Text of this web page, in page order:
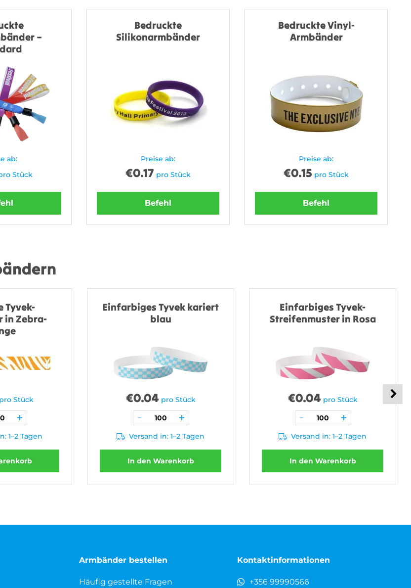
–
ab:
Stück
Bedruckte
Silikonarmbänder
Preise ab:
€0.17 pro Stück
Befehl
Bedruckte Vinyl-
Armbänder
Preise ab:
€0.15 pro Stück
Befehl
Tyvek-
in Zebra-
pro Stück
1–2 Tagen
Einfarbiges Tyvek kariert
blau
€0.04 pro Stück
Versand in: 1–2 Tagen
In den Warenkorb
Einfarbiges Tyvek-
Streifenmuster in Rosa
€0.04 pro Stück
Versand in: 1–2 Tagen
In den Warenkorb
Armbänder bestellen
Häufig gestellte Fragen
Kontaktinformationen
+356 99990566